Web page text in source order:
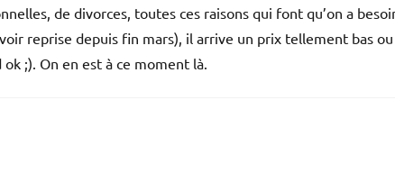
de divorces, toutes ces raisons qui font qu’on a
reprise depuis fin mars), il arrive un prix tellement bas ou
;). On en est à ce moment là.